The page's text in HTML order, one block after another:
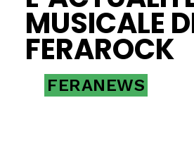
MUSICALE
FERAROCK
FERANEWS